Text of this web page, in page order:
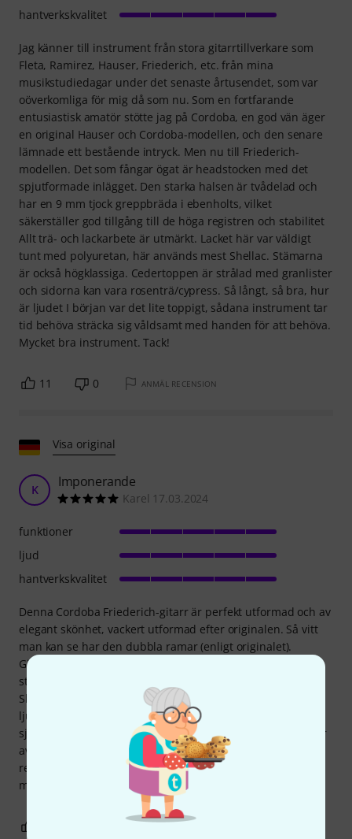
Jag känner till instrument från stora gitarrtillverkare som
Fleta, Ramirez, Hauser, Friederich, etc. från mina
musikstudiedagar under det senaste årtusendet, som var
oöverkomliga för mig då som nu. Som en fortfarande
entusiastisk amatör stötte jag på Cordoba, en god vän äger
en original Hauser och Cordoba-modellen, och den senare
lämnade ett bestående intryck. Men nu till Friederich-
modellen. Det som fångar ögat är headstocken med det
spjutformade inlägget. Den starka halsen är tvådelad och
har en 9 mm tjock greppbräda i ebenholts, vilket
säkerställer god tillgång till de höga registren och stabilitet
Allt trä- och lackarbete är utmärkt. Lacket här var väldigt
tunt med polyuretan, här används mest Shellac. Stämarna
är också högklassiga. Cedertoppen är strålad med granlister
och sidorna kan vara rosenträ/cypress. Så långt, så bra, hur
är ljudet I början var det lite toppigt, sådana instrument tar
tid behöva sträcka sig våldsamt med handen för att behöva.
Mycket bra instrument. Tack!
hantverkskvalitet
11 0 ANMÄL RECENSION
Visa original
K Imponerande
Karel 17.03.2024
Denna Cordoba Friederich-gitarr är perfekt utformad och av
elegant skönhet, vackert utformad efter originalen. Så vitt
man kan se har den dubbla ramar (enligt originalet).
Gitarren är "stor" och tung, greppbrädan i ebenholts är av
stor styrka. Ingen kostnad sparades på denna gitarr!
Slutligen är fodralet också av mycket god kvalitet. Och:
ljudet av gitarren är imponerande: färgglatt, varmt,
självsäkert, bättre än några spansktillverkade cedergitarrer
av högre prisklass som jag kunde spela. En starkt
rekommenderad gitarr för fans av stora klassiska gitarrer
med topp av cederträ.
funktioner
ljud
hantverkskvalitet
ANMÄL RECENSION